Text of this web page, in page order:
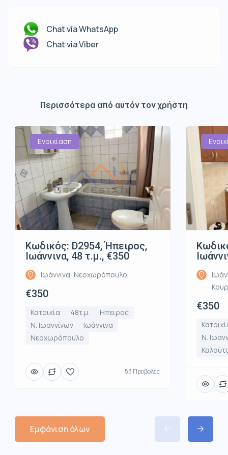
Chat via WhatsApp
Chat via Viber
Περισσότερα από αυτόν τον χρήστη
Ενοικίαση
Κωδικός: D2954, Ήπειρος,
Ιωάννινα, 48 τ.μ., €350
Ιωάννινα, Νεοχωρόπουλο
€350
Κατοικία 48τ.μ.
Ηπειρος
Ν. Ιωαννίνων
Ιωάννινα
Νεοχωρόπουλο
53 Προβολές
€350
Ν.
Εμφάνιση όλων